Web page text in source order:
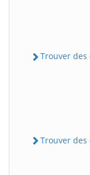
Trouver des
Trouver des